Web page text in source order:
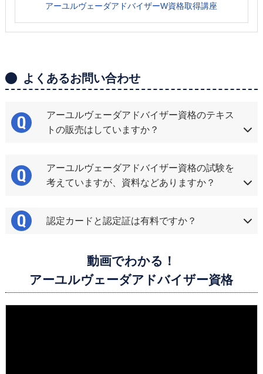
アーユルヴェーダアドバイザーW資格取得講座
よくあるお問い合わせ
アーユルヴェーダアドバイザー資格のテキス
トの販売はしていますか？
アーユルヴェーダアドバイザー資格の試験を
考えていますが、資料などありますか？
認定カードと認定証は有料ですか？
動画でわかる！
アーユルヴェーダアドバイザー資格